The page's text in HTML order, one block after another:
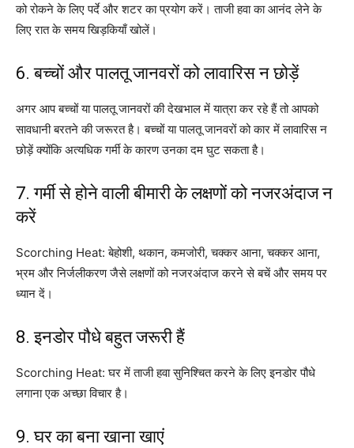
को रोकने के लिए पर्दे और शटर का प्रयोग करें। ताजी हवा का आनंद लेने के
लिए रात के समय खिड़कियाँ खोलें।
6. बच्चों और पालतू जानवरों को लावारिस न छोड़ें
अगर आप बच्चों या पालतू जानवरों की देखभाल में यात्रा कर रहे हैं तो आपको
सावधानी बरतने की जरूरत है। बच्चों या पालतू जानवरों को कार में लावारिस न
छोड़ें क्योंकि अत्यधिक गर्मी के कारण उनका दम घुट सकता है।
7. गर्मी से होने वाली बीमारी के लक्षणों को नजरअंदाज न
करें
Scorching Heat: बेहोशी, थकान, कमजोरी, चक्कर आना, चक्कर आना,
भ्रम और निर्जलीकरण जैसे लक्षणों को नजरअंदाज करने से बचें और समय पर
ध्यान दें।
8. इनडोर पौधे बहुत जरूरी हैं
Scorching Heat: घर में ताजी हवा सुनिश्चित करने के लिए इनडोर पौधे
लगाना एक अच्छा विचार है।
9. घर का बना खाना खाएं